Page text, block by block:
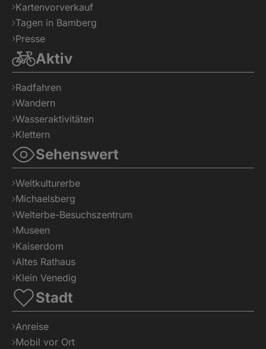
Kartenvorverkauf
Tagen in Bamberg
Presse
Aktiv
Radfahren
Wandern
Wasseraktivitäten
Klettern
Sehenswert
Weltkulturerbe
Michaelsberg
Welterbe-Besuchszentrum
Museen
Kaiserdom
Altes Rathaus
Klein Venedig
Stadt
Anreise
Mobil vor Ort